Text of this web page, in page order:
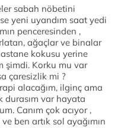
sabah nöbetini
yeni uyandım saat yedi
penceresinden ,
ağaçlar ve binalar
kokusu yerine
şimdi. Korku mu var
çaresizlik mi ?
alacağım, ilginç ama
durasım var hayata
Canım çok acıyor ,
ben artık sol ayağımın